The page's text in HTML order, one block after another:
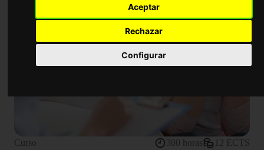
Aceptar
Rechazar
Configurar
Curso 300 horas 12 ECTS